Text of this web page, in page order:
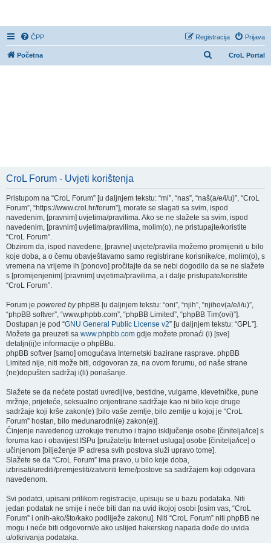
ČPP Prijava
Registracija
CroL Portal
Početna
CroL Forum - Uvjeti korištenja
Pristupom na “CroL Forum” [u daljnjem tekstu: “mi”, “nas”, “naš(a/e/i/u)”, “CroL
Forum”, “https://www.crol.hr/forum”], morate se slagati sa svim, ispod
navedenim, [pravnim] uvjetima/pravilima. Ako se ne slažete sa svim, ispod
navedenim, [pravnim] uvjetima/pravilima, molim(o), ne pristupajte/koristite
“CroL Forum”.
Obzirom da, ispod navedene, [pravne] uvjete/pravila možemo promijeniti u bilo
koje doba, a o čemu obavještavamo samo registrirane korisnike/ce, molim(o), s
vremena na vrijeme ih [ponovo] pročitajte da se nebi dogodilo da se ne slažete
s [promijenjenim] [pravnim] uvjetima/pravilima, a i dalje pristupate/koristite
“CroL Forum”.
Forum je powered byphpBB [u daljnjem tekstu: “oni”, “njih”, “njihov(a/e/i/u)”,
“phpBB softver”, “www.phpbb.com”, “phpBB Limited”, “phpBB Tim(ovi)”].
Dostupan je pod “GNU General Public License v2” [u daljnjem tekstu: “GPL”].
Možete ga preuzeti sa www.phpbb.com gdje možete pronaći (i) [sve]
detaljn(ij)e informacije o phpBBu.
phpBB softver [samo] omogućava Internetski bazirane rasprave. phpBB
Limited nije, niti može biti, odgovoran za, na ovom forumu, od naše strane
(ne)dopušten sadržaj i(li) ponašanje.
Slažete se da nećete postati uvredljive, bestidne, vulgarne, klevetničke, pune
mržnje, prijeteće, seksualno orijentirane sadržaje kao ni bilo koje druge
sadržaje koji krše zakon(e) [bilo vaše zemlje, bilo zemlje u kojoj je “CroL
Forum” hostan, bilo međunarodni(e) zakon(e)].
Činjenje navedenog uzrokuje trenutno i trajno isključenje osobe [činitelja/ice] s
foruma kao i obavijest ISPu [pružatelju Internet usluga] osobe [činitelja/ice] o
učinjenom [bilježenje IP adresa svih postova služi upravo tome].
Slažete se da “CroL Forum” ima pravo, u bilo koje doba,
izbrisati/urediti/premjestiti/zatvoriti teme/postove sa sadržajem koji odgovara
navedenom.
Svi podatci, upisani prilikom registracije, upisuju se u bazu podataka. Niti
jedan podatak ne smije i neće biti dan na uvid ikojoj osobi [osim vas, “CroL
Forum” i onih-ako/što/kako podliježe zakonu]. Niti “CroL Forum” niti phpBB ne
mogu i neće biti odgovorni/e ako uslijed hakerskog napada dođe do uvida
u/otkrivanja podataka.